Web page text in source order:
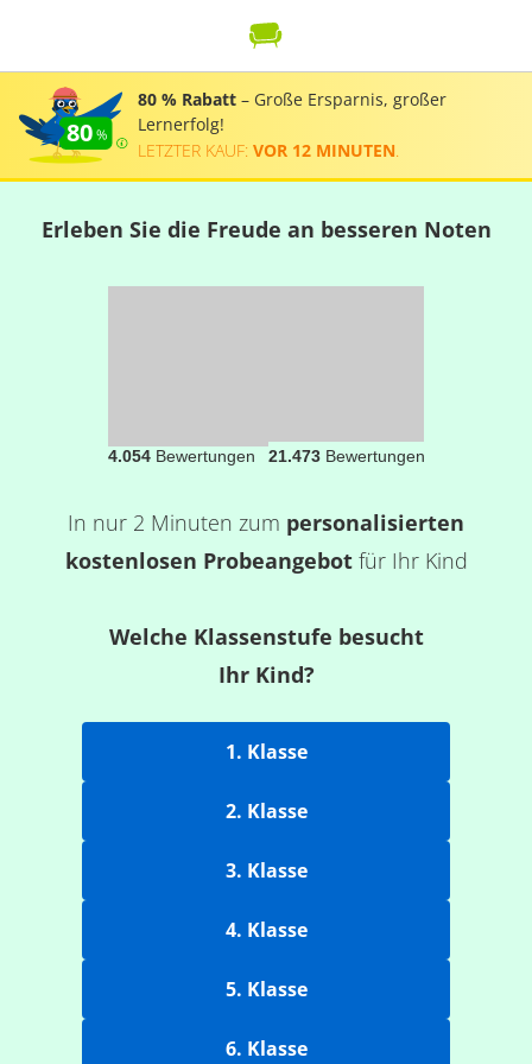
80
80 % Rabatt – Große Ersparnis, großer
Lernerfolg!
LETZTER KAUF: VOR 12 MINUTEN
Erleben Sie die Freude an besseren Noten
4.054Bewertungen 21.473Bewertungen
In nur 2 Minuten zum personalisierten
kostenlosen Probeangebotfür Ihr Kind
Welche Klassenstufe besucht
Ihr Kind?
1. Klasse
2. Klasse
3. Klasse
4. Klasse
5. Klasse
6. Klasse